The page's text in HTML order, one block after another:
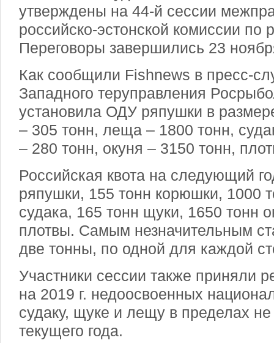
утверждены на 44-й сессии
российско-эстонской комиссии по
Переговоры завершились 23
Как сообщили Fishnews в пресс-
Западного теруправления
установила ОДУ ряпушки в
– 305 тонн, леща – 1800 тонн,
– 280 тонн, окуня – 3150 тонн,
Российская квота на следующий
ряпушки, 155 тонн корюшки, 1000
судака, 165 тонн щуки, 1650 тонн
плотвы. Самым незначительным
две тонны, по одной для каждой
Участники сессии также приняли
на 2019 г. недоосвоенных
судаку, щуке и лещу в пределах не
текущего года.